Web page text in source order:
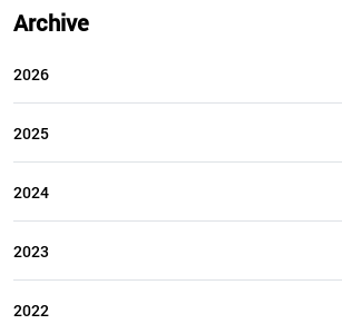
Archive
2026
2025
2024
2023
2022